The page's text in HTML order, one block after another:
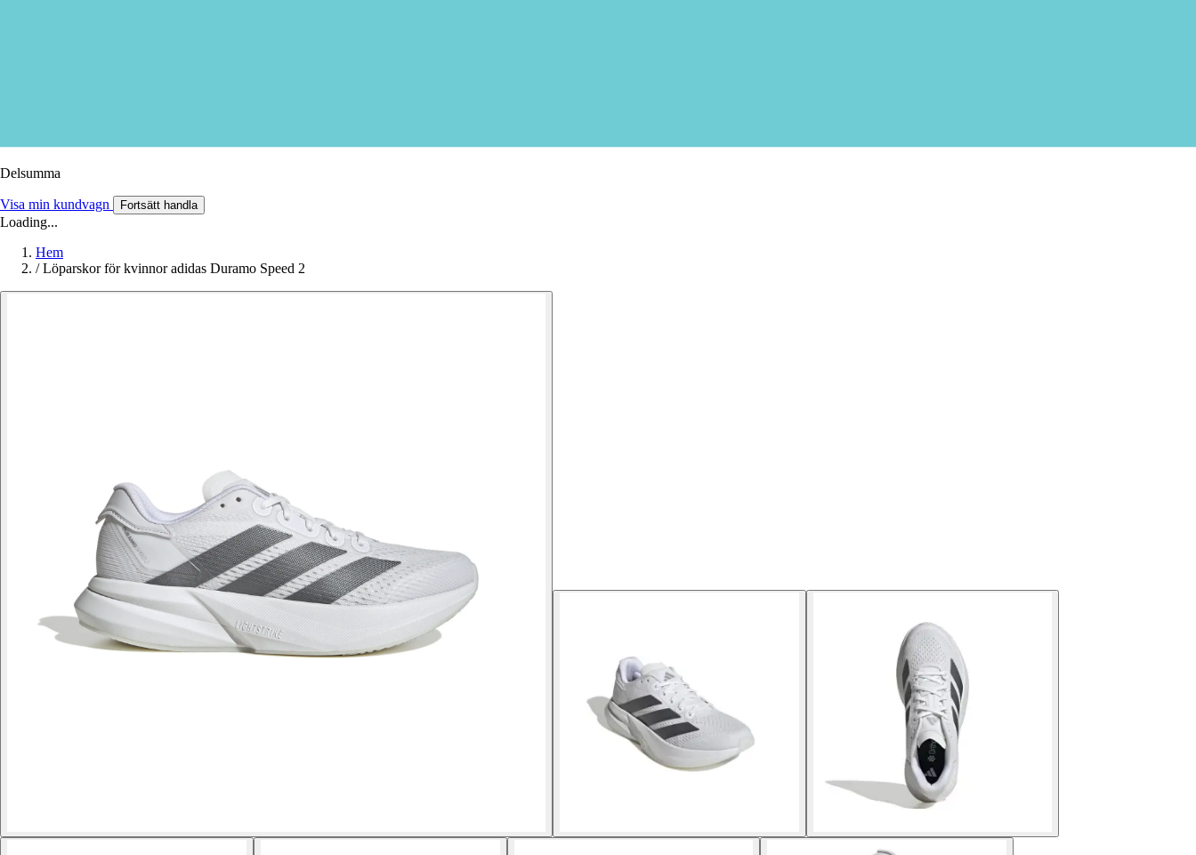
Delsumma
Visa min kundvagn Fortsätt handla
Loading...
Hem
/ Löparskor för kvinnor adidas Duramo Speed 2